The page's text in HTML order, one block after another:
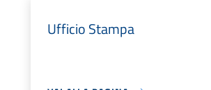
Ufficio Stampa